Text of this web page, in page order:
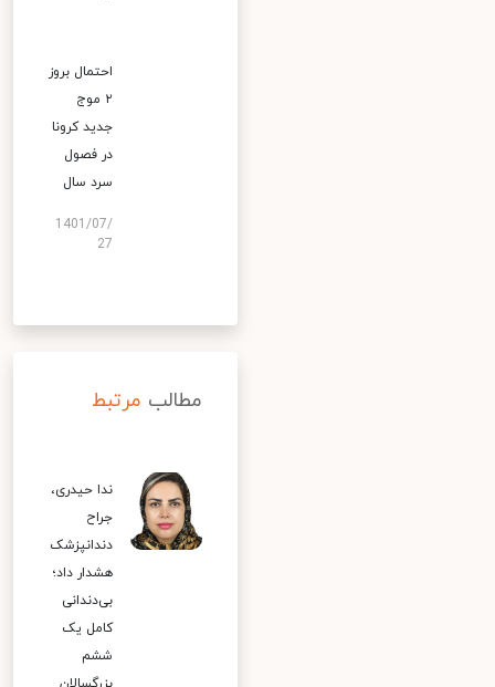
احتمال بروز
۲ موج
جدید کرونا
در فصول
سرد سال
1401/07/
27
مطالب مرتبط
ندا حیدری،
جراح
دندانپزشک
هشدار داد؛
بی‌دندانی
کامل یک
ششم